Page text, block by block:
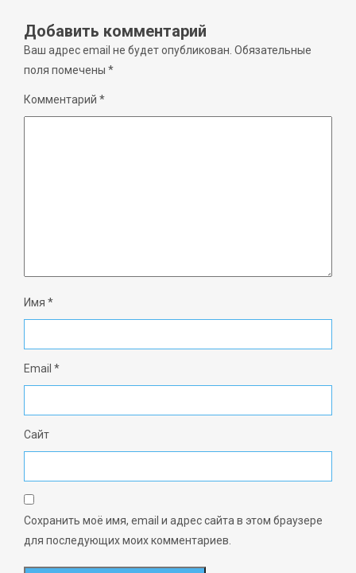
Добавить комментарий
Ваш адрес email не будет опубликован. Обязательные
поля помечены *
Комментарий *
Имя *
Email *
Сайт
Сохранить моё имя, email и адрес сайта в этом браузере
для последующих моих комментариев.